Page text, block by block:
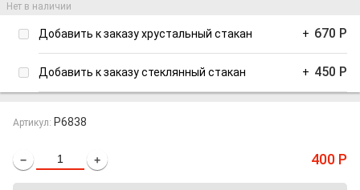
Нет в наличии
Добавить к заказу хрустальный стакан + 670 Р
Добавить к заказу стеклянный стакан + 450 Р
Артикул: P6838
− + 400 Р